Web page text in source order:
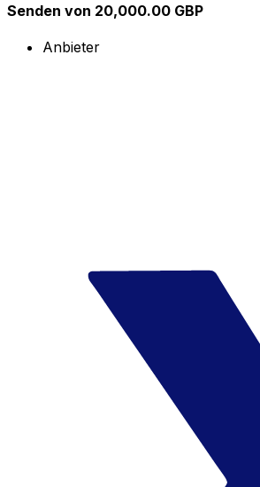
Senden von 20,000.00 GBP
Anbieter